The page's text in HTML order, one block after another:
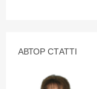
АВТОР СТАТТІ